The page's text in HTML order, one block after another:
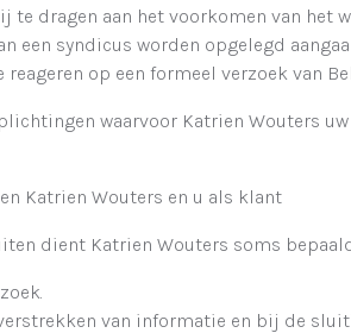
te dragen aan het voorkomen van het
een syndicus worden opgelegd
op een formeel verzoek van
waarvoor Katrien Wouters
Katrien Wouters en u als klant
dient Katrien Wouters soms
van informatie en bij de